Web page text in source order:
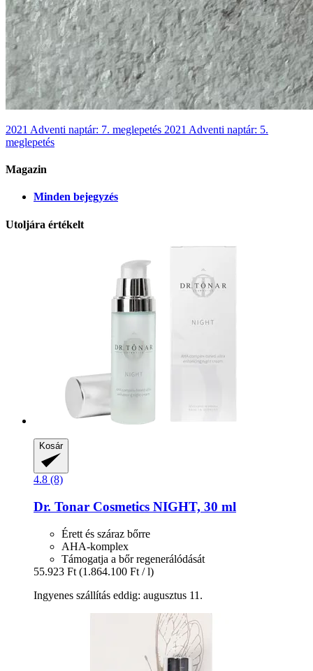
2021 Adventi naptár: 7. meglepetés 2021 Adventi naptár: 5.
meglepetés
Magazin
Minden bejegyzés
Utoljára értékelt
Kosár
4.8 (8)
Dr. Tonar Cosmetics NIGHT, 30 ml
Érett és száraz bőrre
AHA-komplex
Támogatja a bőr regenerálódását
55.923 Ft (1.864.100 Ft / l)
Ingyenes szállítás eddig: augusztus 11.